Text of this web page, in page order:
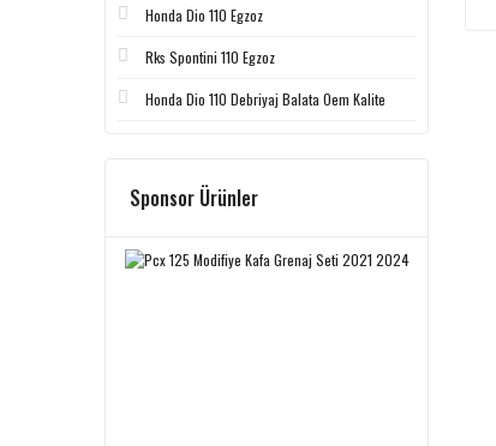
Honda Dio 110 Egzoz
Rks Spontini 110 Egzoz
Honda Dio 110 Debriyaj Balata Oem Kalite
Sponsor Ürünler